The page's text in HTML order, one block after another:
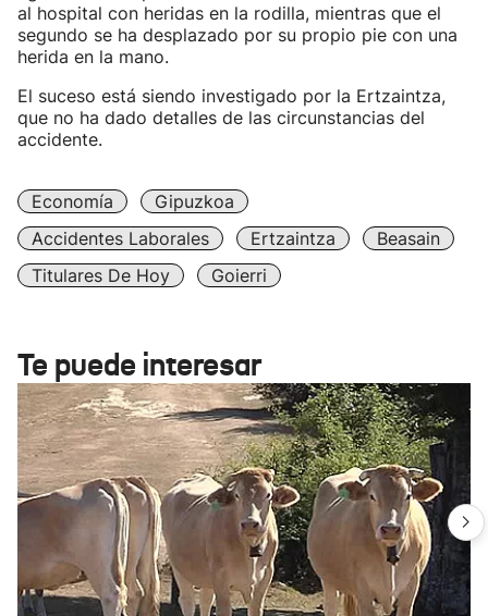
al hospital con heridas en la rodilla, mientras que el
segundo se ha desplazado por su propio pie con una
herida en la mano.
El suceso está siendo investigado por la Ertzaintza,
que no ha dado detalles de las circunstancias del
accidente.
Economía
Gipuzkoa
Accidentes Laborales
Ertzaintza
Beasain
Titulares De Hoy
Goierri
Te puede interesar